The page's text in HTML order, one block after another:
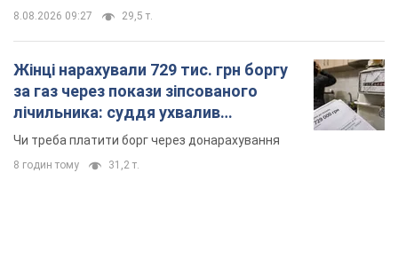
8.08.2026 09:27 29,5 т.
Жінці нарахували 729 тис. грн боргу
за газ через покази зіпсованого
лічильника: суддя ухвалив
неочікуване рішення
Чи треба платити борг через донарахування
8 годин тому 31,2 т.